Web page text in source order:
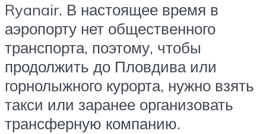
Ryanair. В настоящее время в
аэропорту нет общественного
транспорта, поэтому, чтобы
продолжить до Пловдива или
горнолыжного курорта, нужно взять
такси или заранее организовать
трансферную компанию.